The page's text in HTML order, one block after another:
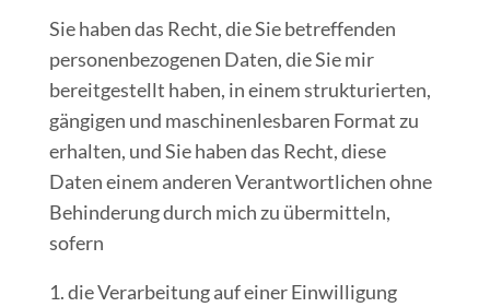
Sie haben das Recht, die Sie betreffenden
personenbezogenen Daten, die Sie mir
bereitgestellt haben, in einem strukturierten,
gängigen und maschinenlesbaren Format zu
erhalten, und Sie haben das Recht, diese
Daten einem anderen Verantwortlichen ohne
Behinderung durch mich zu übermitteln,
sofern
die Verarbeitung auf einer Einwilligung